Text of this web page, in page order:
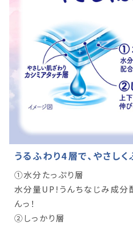
うるふわり4層で、やさしく
①水分たっぷり層
水分量UP!うんちなじみ成分
んっ！
②しっかり層